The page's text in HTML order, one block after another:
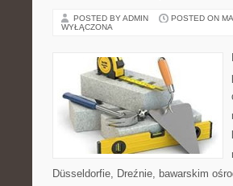
POSTED BY ADMIN POSTED ON
WYŁĄCZONA
Düsseldorfie, Dreźnie, bawarskim